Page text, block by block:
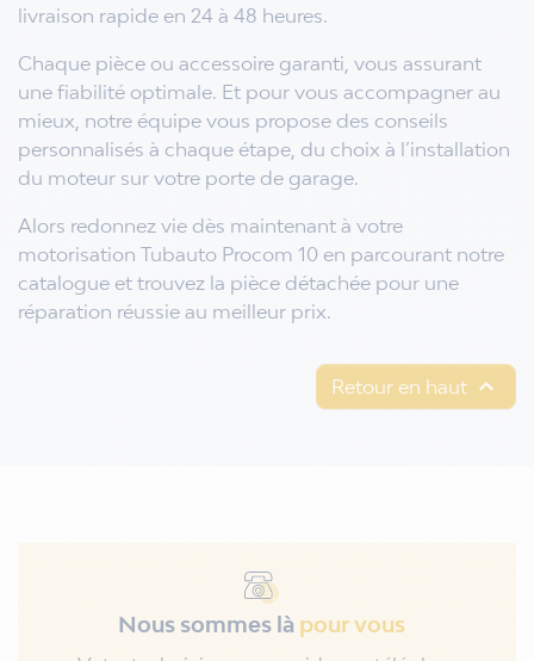
livraison rapide en 24 à 48 heures.
Chaque pièce ou accessoire garanti, vous assurant
une fiabilité optimale. Et pour vous accompagner au
mieux, notre équipe vous propose des conseils
personnalisés à chaque étape, du choix à l’installation
du moteur sur votre porte de garage.
Alors redonnez vie dès maintenant à votre
motorisation Tubauto Procom 10 en parcourant notre
catalogue et trouvez la pièce détachée pour une
réparation réussie au meilleur prix.
Retour en haut 
Nous sommes là pour vous